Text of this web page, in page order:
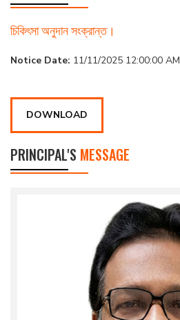
চিকিৎসা অনুদান সংক্রান্ত।
Notice Date: 11/11/2025 12:00:00 AM
DOWNLOAD
PRINCIPAL'S MESSAGE